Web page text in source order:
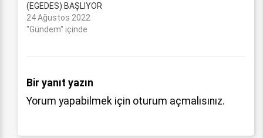
(EGEDES) BAŞLIYOR
24 Ağustos 2022
"Gündem" içinde
Bir yanıt yazın
Yorum yapabilmek için oturum açmalısınız.